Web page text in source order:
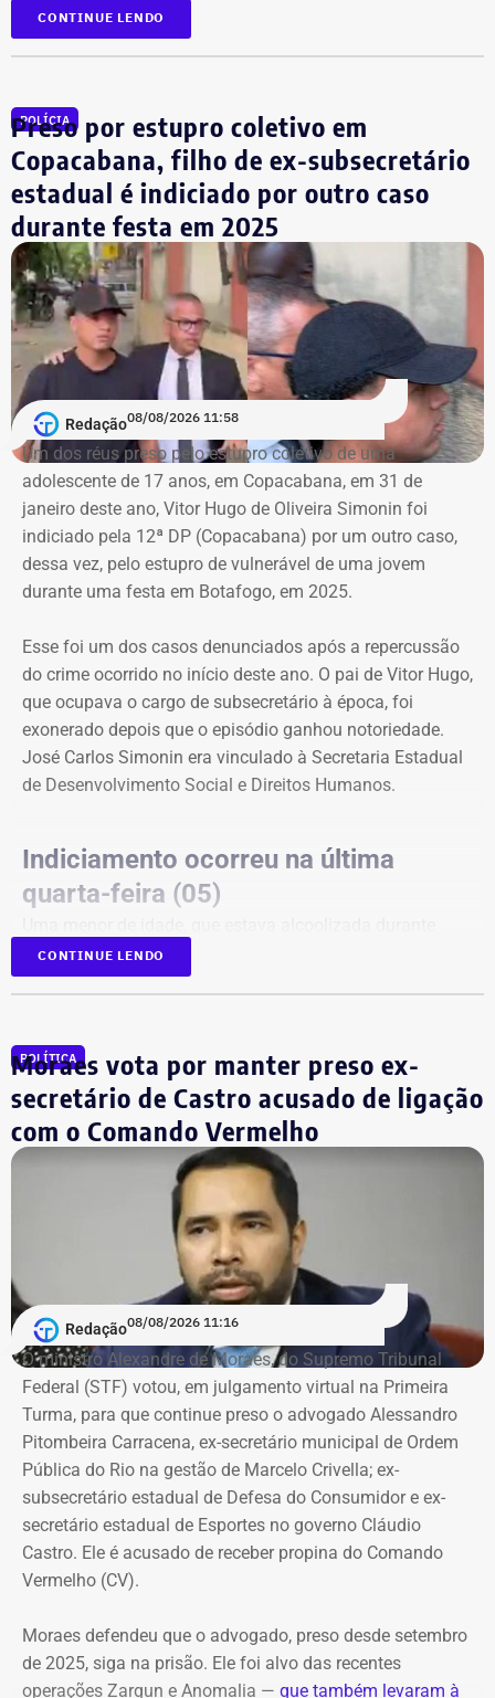
*Em atualização
CONTINUE LENDO
POLÍCIA
Preso por estupro coletivo em
Copacabana, filho de ex-subsecretário
estadual é indiciado por outro caso
durante festa em 2025
Redação08/08/2026 11:58
Um dos réus preso pelo estupro coletivo de uma
adolescente de 17 anos, em Copacabana, em 31 de
janeiro deste ano, Vitor Hugo de Oliveira Simonin foi
indiciado pela 12ª DP (Copacabana) por um outro caso,
dessa vez, pelo estupro de vulnerável de uma jovem
durante uma festa em Botafogo, em 2025.
Esse foi um dos casos denunciados após a repercussão
do crime ocorrido no início deste ano. O pai de Vitor Hugo,
que ocupava o cargo de subsecretário à época, foi
exonerado depois que o episódio ganhou notoriedade.
José Carlos Simonin era vinculado à Secretaria Estadual
de Desenvolvimento Social e Direitos Humanos.
Indiciamento ocorreu na última
quarta-feira (05)
uma festa em Botafogo, na Zona Sul do Rio, disse que
Vitor Hugo a forçou a fazer sexo oral, apesar de ela ter
tentou tocar a vítima sem consentimento em diferentes
momentos da festa. Segundo os depoimentos, ela teria
contado, aos prantos, o que havia acontecido.
A adolescente reconheceu formalmente Vitor Hugo.
Segundo o relatório final do inquérito, há “robustos
indícios de autoria” contra ele.
Investigado em um terceiro caso
Vitor Hugo também é alvo de outra investigação. Em
julho, a Delegacia de Atendimento à Mulher (Deam) da
Zona Sul instaurou um inquérito após receber do
Ministério Público do Rio (MPRJ) uma notícia de fato que
apontava um possível estupro contra uma adolescente de
17 anos durante o pré-carnaval deste ano.
A investigação está em andamento e tramita sob sigilo.
que ocorreria na sexta-feira (07), foi adiada para a
próxima quinta-feira (13).
CONTINUE LENDO
POLÍTICA
Moraes vota por manter preso ex-
secretário de Castro acusado de ligação
com o Comando Vermelho
Redação08/08/2026 11:16
O ministro Alexandre de Moraes, do Supremo Tribunal
Federal (STF) votou, em julgamento virtual na Primeira
Turma, para que continue preso o advogado Alessandro
Pitombeira Carracena, ex-secretário municipal de Ordem
Pública do Rio na gestão de Marcelo Crivella; ex-
subsecretário estadual de Defesa do Consumidor e ex-
secretário estadual de Esportes no governo Cláudio
Castro. Ele é acusado de receber propina do Comando
Vermelho (CV).
Moraes defendeu que o advogado, preso desde setembro
de 2025, siga na prisão. Ele foi alvo das recentes
operações Zargun e Anomalia — que também levaram à